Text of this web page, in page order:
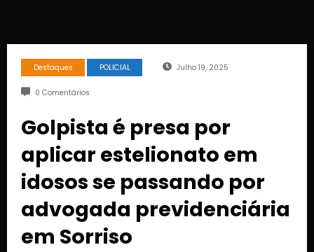
Destaques POLICIAL Julho 19, 2025
0 Comentários
Golpista é presa por
aplicar estelionato em
idosos se passando por
advogada previdenciária
em Sorriso